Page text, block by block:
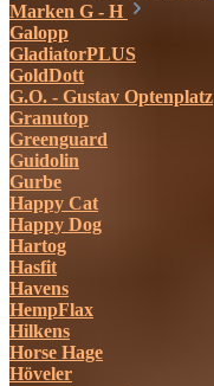
Marken G - H
Galopp
GladiatorPLUS
GoldDott
G.O. - Gustav Optenplatz
Granutop
Greenguard
Guidolin
Gurbe
Happy Cat
Happy Dog
Hartog
Hasfit
Havens
HempFlax
Hilkens
Horse Hage
Höveler